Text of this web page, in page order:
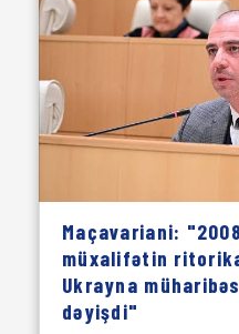
Maçavariani:
müxalifətin
Ukrayna
dəyişdi"